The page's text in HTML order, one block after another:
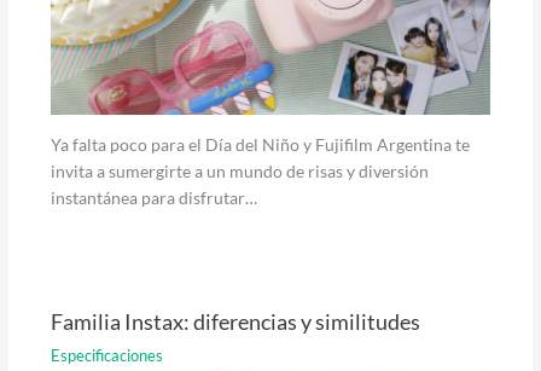
Ya falta poco para el Día del Niño y Fujifilm Argentina te
invita a sumergirte a un mundo de risas y diversión
instantánea para disfrutar…
Familia Instax: diferencias y similitudes
Especificaciones